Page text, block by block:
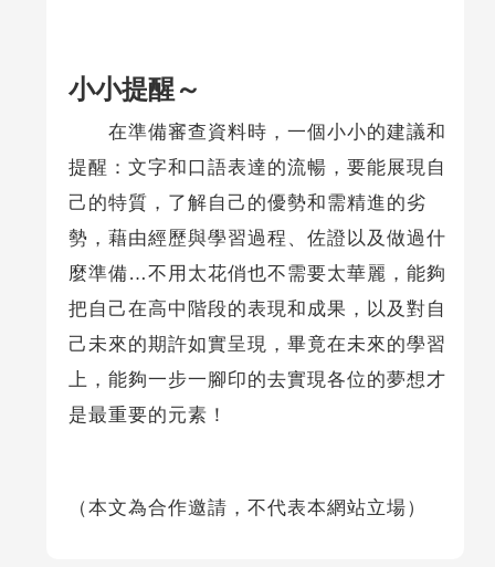
小小提醒～
在準備審查資料時，一個小小的建議和
提醒：文字和口語表達的流暢，要能展現自
己的特質，了解自己的優勢和需精進的劣
勢，藉由經歷與學習過程、佐證以及做過什
麼準備…不用太花俏也不需要太華麗，能夠
把自己在高中階段的表現和成果，以及對自
己未來的期許如實呈現，畢竟在未來的學習
上，能夠一步一腳印的去實現各位的夢想才
是最重要的元素！
（本文為合作邀請，不代表本網站立場）